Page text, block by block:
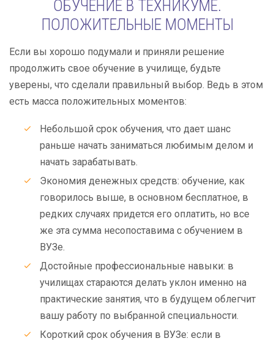
ОБУЧЕНИЕ В ТЕХНИКУМЕ.
ПОЛОЖИТЕЛЬНЫЕ МОМЕНТЫ
Если вы хорошо подумали и приняли решение
продолжить свое обучение в училище, будьте
уверены, что сделали правильный выбор. Ведь в этом
есть масса положительных моментов:
Небольшой срок обучения, что дает шанс
раньше начать заниматься любимым делом и
начать зарабатывать.
Экономия денежных средств: обучение, как
говорилось выше, в основном бесплатное, в
редких случаях придется его оплатить, но все
же эта сумма несопоставима с обучением в
ВУЗе.
Достойные профессиональные навыки: в
училищах стараются делать уклон именно на
практические занятия, что в будущем облегчит
вашу работу по выбранной специальности.
Короткий срок обучения в ВУЗе: если в